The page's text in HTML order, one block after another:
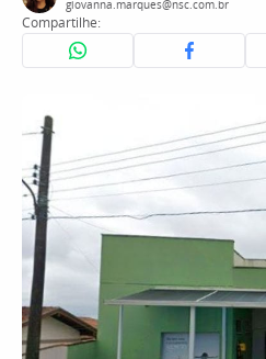
giovanna.marques@nsc.com.br
Compartilhe: